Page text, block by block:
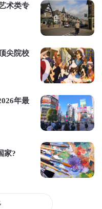
到校区，一忙就到晚上八
术类专
尖院校
年最
家?